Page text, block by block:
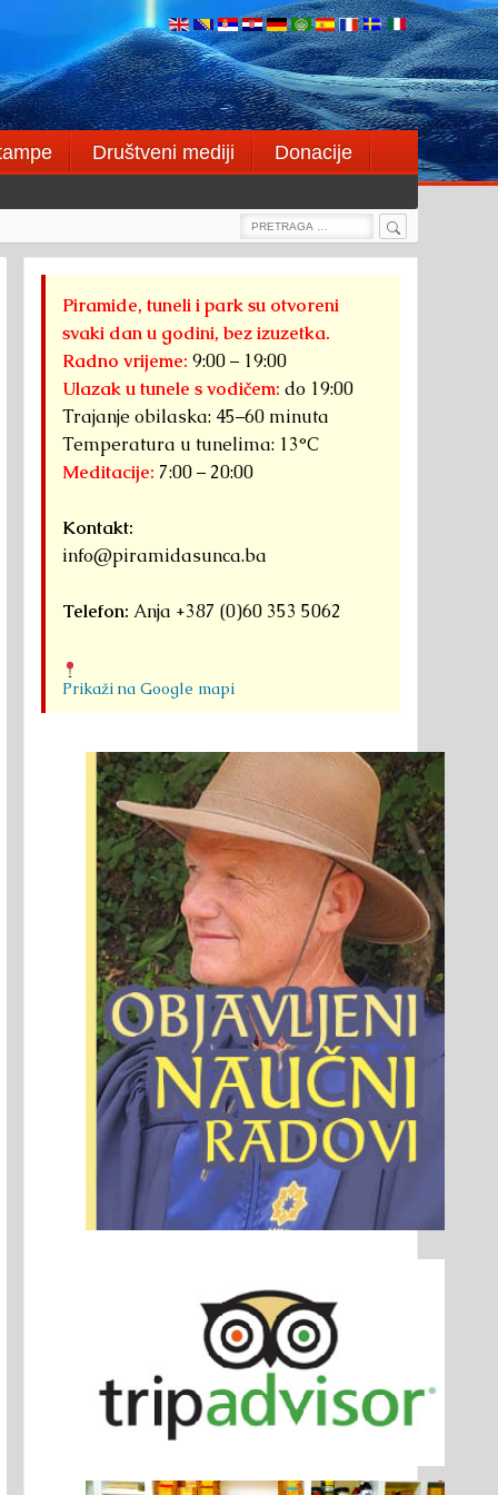
Društveni mediji
Donacije
Search
Search
Piramide, tuneli i park su otvoreni
svaki dan u godini, bez izuzetka.
Radno vrijeme: 9:00 – 19:00
Ulazak u tunele s vodičem: do 19:00
Trajanje obilaska: 45–60 minuta
Temperatura u tunelima: 13°C
Meditacije: 7:00 – 20:00
Kontakt:
info@piramidasunca.ba
Telefon: Anja +387 (0)60 353 5062
Prikaži na Google mapi